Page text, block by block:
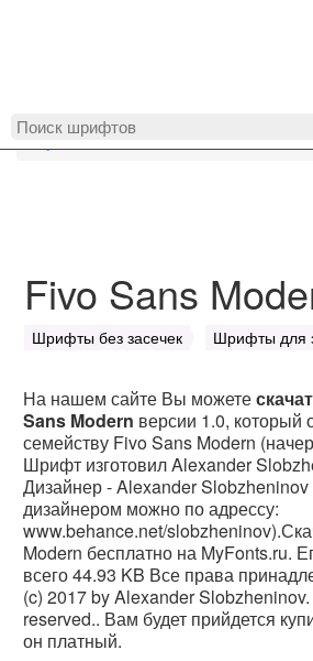
MyFonts.ru
Fivo Sans
Шрифты без засечек Шрифты для
На нашем сайте Вы можете
Sans Modern версии 1.0, который
семейству Fivo Sans Modern
Шрифт изготовил Alexander
Дизайнер - Alexander Slobzheninov
дизайнером можно по адрессу:
www.behance.net/
Modern бесплатно на MyFonts.ru.
всего 44.93 KB Все права
(c) 2017 by Alexander
reserved.. Вам будет прийдется
он платный.